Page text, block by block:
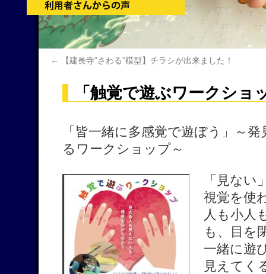
← 【建長寺”さわる”模型】チラシが出来ました！
「触覚で遊ぶワークショ
「皆一緒に多感覚で遊ぼう」～
るワークショップ～
「見な
視覚を使
人も小人
も、目を
一緒に遊
見えてく